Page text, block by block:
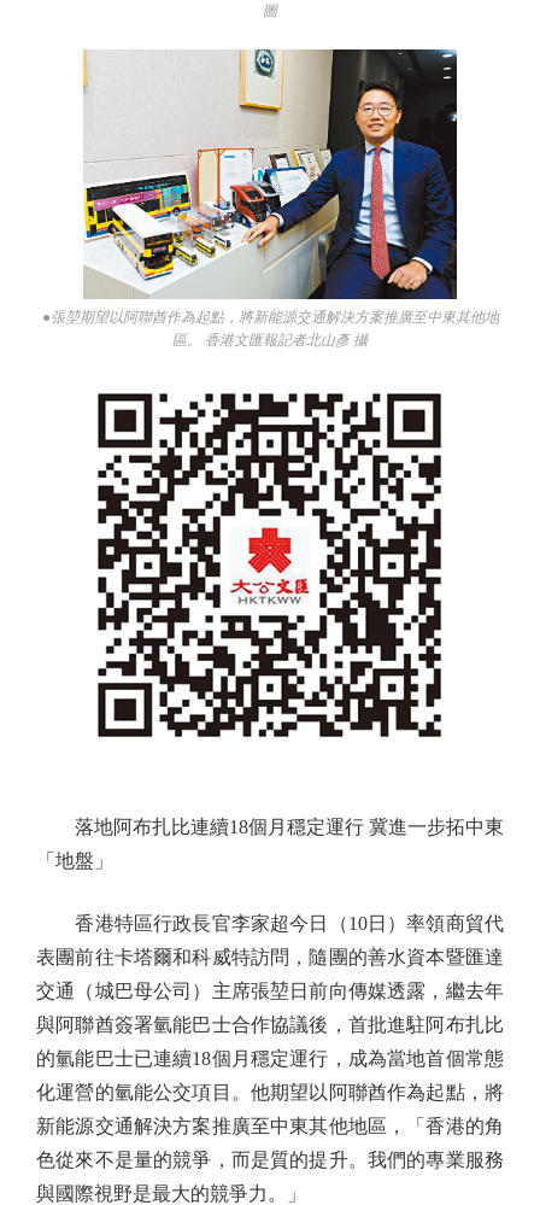
圖
●張堃期望以阿聯酋作為起點，將新能源交通解決方案推廣至中東其他地
區。 香港文匯報記者北山彥 攝
落地阿布扎比連續18個月穩定運行 冀進一步拓中東
「地盤」
香港特區行政長官李家超今日（10日）率領商貿代
表團前往卡塔爾和科威特訪問，隨團的善水資本暨匯達
交通（城巴母公司）主席張堃日前向傳媒透露，繼去年
與阿聯酋簽署氫能巴士合作協議後，首批進駐阿布扎比
的氫能巴士已連續18個月穩定運行，成為當地首個常態
化運營的氫能公交項目。他期望以阿聯酋作為起點，將
新能源交通解決方案推廣至中東其他地區，「香港的角
色從來不是量的競爭，而是質的提升。我們的專業服務
與國際視野是最大的競爭力。」